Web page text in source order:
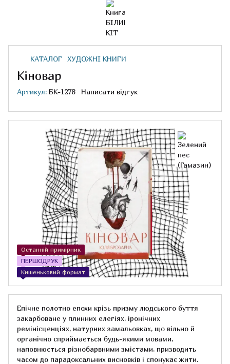
КАТАЛОГ ХУДОЖНІ КНИГИ
Кіновар
Артикул: БК-1278 Написати відгук
Останній примірник
ПЕРШОДРУК
Кишеньковий формат
Епічне полотно епохи крізь призму людського буття
закарбоване у плинних елегіях, іронічних
ремінісценціях, натурних замальовках, що вільно й
органічно сприймається будь-якими мовами,
наповнюється різнобарвними змістами, призводить
часом до парадоксальних висновків і спонукає жити.